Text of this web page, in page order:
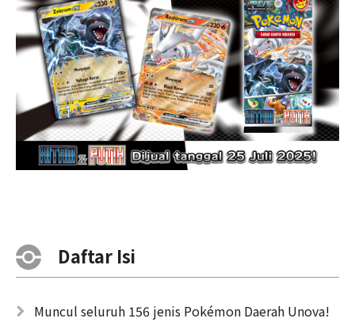
Daftar Isi
Muncul seluruh 156 jenis Pokémon Daerah Unova!